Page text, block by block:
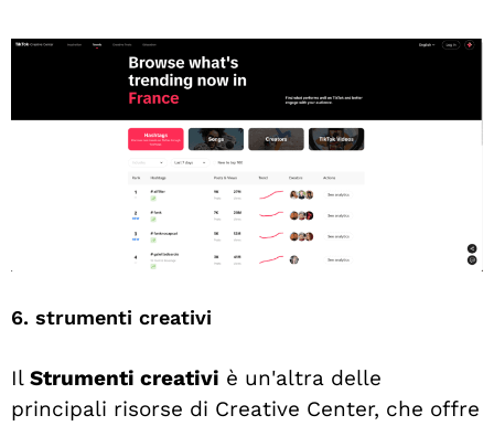
6. strumenti creativi
Il Strumenti creativi è un'altra delle
principali risorse di Creative Center, che offre